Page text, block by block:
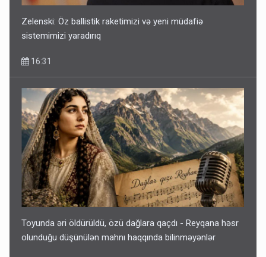
Zelenski: Öz ballistik raketimizi və yeni müdafiə
sistemimizi yaradırıq
16:31
Toyunda əri öldürüldü, özü dağlara qaçdı - Reyqana həsr
olunduğu düşünülən mahnı haqqında bilinməyənlər